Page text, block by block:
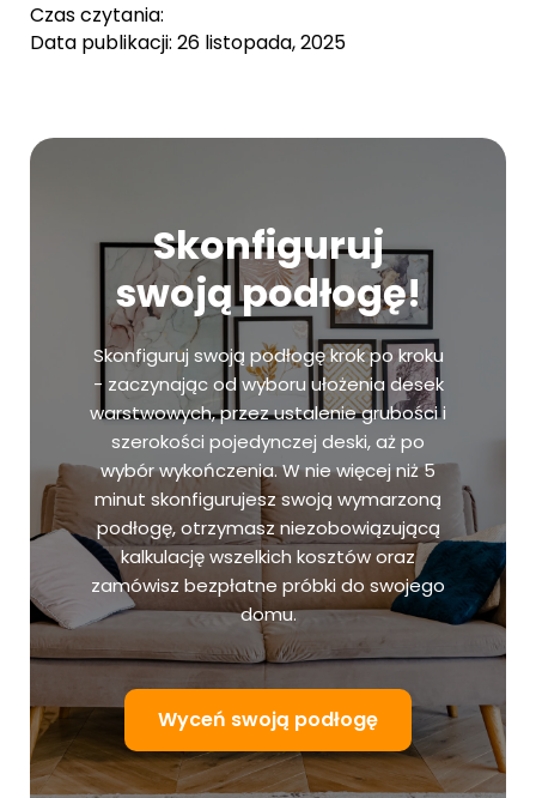
Czas czytania:
Data publikacji: 26 listopada, 2025
Skonfiguruj
swoją podłogę!
Skonfiguruj swoją podłogę krok po kroku
- zaczynając od wyboru ułożenia desek
warstwowych, przez ustalenie grubości i
szerokości pojedynczej deski, aż po
wybór wykończenia. W nie więcej niż 5
minut skonfigurujesz swoją wymarzoną
podłogę, otrzymasz niezobowiązującą
kalkulację wszelkich kosztów oraz
zamówisz bezpłatne próbki do swojego
domu.
Wyceń swoją podłogę